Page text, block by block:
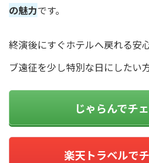
の魅力です。
終演後にすぐホテルへ戻れる安
ブ遠征を少し特別な日にしたい
じゃらんでチ
楽天トラベルで